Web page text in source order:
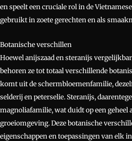
en speelt een cruciale rol in de
gebruikt in zoete gerechten en als
Botanische verschillen
Hoewel anijszaad en steranijs
behoren ze tot totaal verschillende
komt uit de schermbloemenfamilie,
selderij en peterselie. Steranijs,
magnoliafamilie, wat duidt op een geheel
groeiomgeving. Deze botanische
eigenschappen en toepassingen van elk